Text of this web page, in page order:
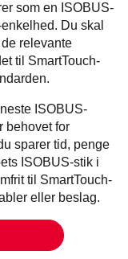
som en ISOBUS-
Du skal
relevante
til SmartTouch-
ISOBUS-
behovet for
sparer tid, penge
ISOBUS-stik i
til SmartTouch-
eller beslag.